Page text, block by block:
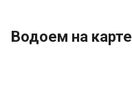
Водоем на карте